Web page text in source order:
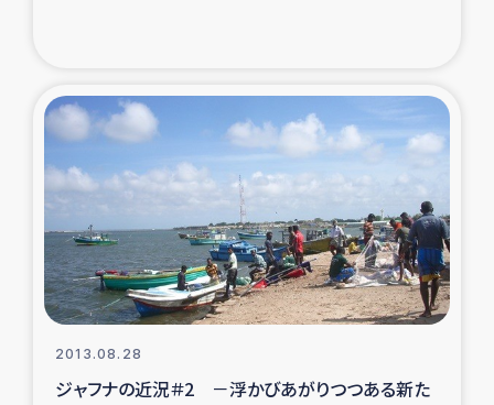
2013.08.28
ジャフナの近況＃2 －浮かびあがりつつある新た